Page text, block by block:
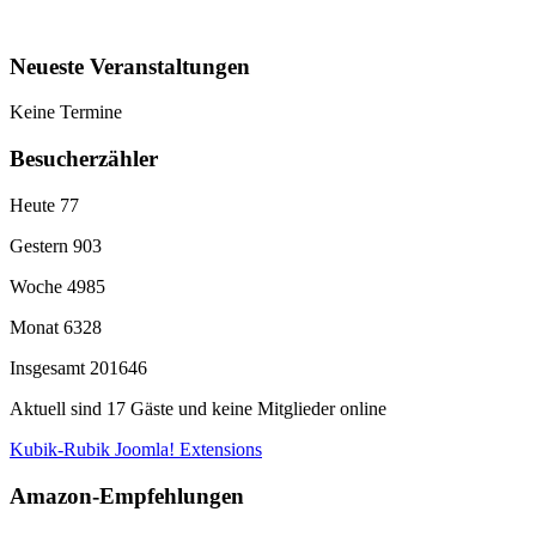
Neueste Veranstaltungen
Keine Termine
Besucherzähler
Heute 77
Gestern 903
Woche 4985
Monat 6328
Insgesamt 201646
Aktuell sind 17 Gäste und keine Mitglieder online
Kubik-Rubik Joomla! Extensions
Amazon-Empfehlungen